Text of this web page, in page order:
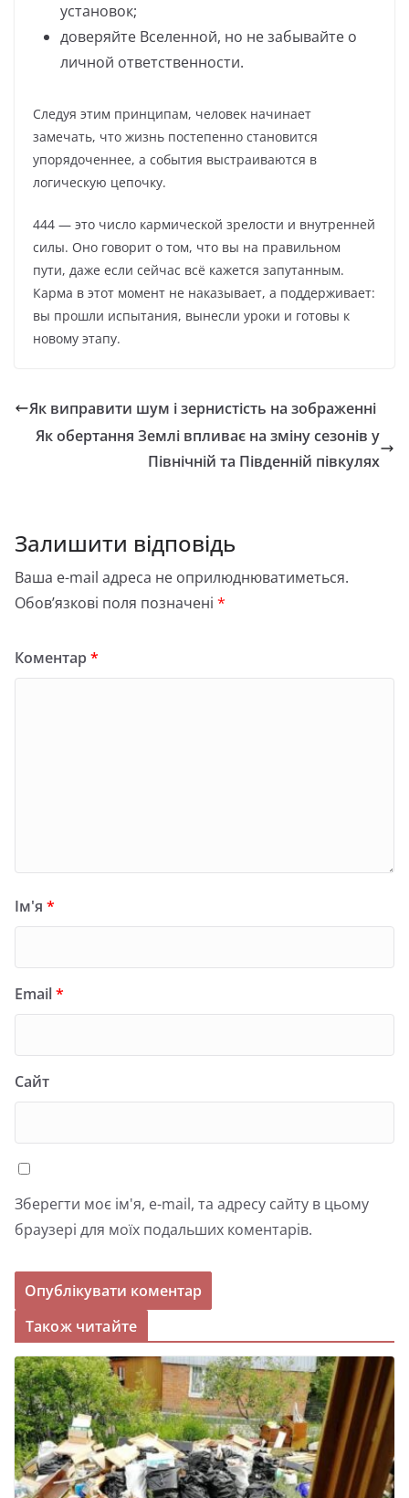
установок;
доверяйте Вселенной, но не забывайте о
личной ответственности.
Следуя этим принципам, человек начинает
замечать, что жизнь постепенно становится
упорядоченнее, а события выстраиваются в
логическую цепочку.
444 — это число кармической зрелости и внутренней
силы. Оно говорит о том, что вы на правильном
пути, даже если сейчас всё кажется запутанным.
Карма в этот момент не наказывает, а поддерживает:
вы прошли испытания, вынесли уроки и готовы к
новому этапу.
Як виправити шум і зернистість на зображенні
Як обертання Землі впливає на зміну сезонів у
Північній та Південній півкулях
Залишити відповідь
Ваша e-mail адреса не оприлюднюватиметься.
Обов’язкові поля позначені *
Коментар*
Ім'я *
Email*
Сайт
Зберегти моє ім'я, e-mail, та адресу сайту в цьому
браузері для моїх подальших коментарів.
Також читайте